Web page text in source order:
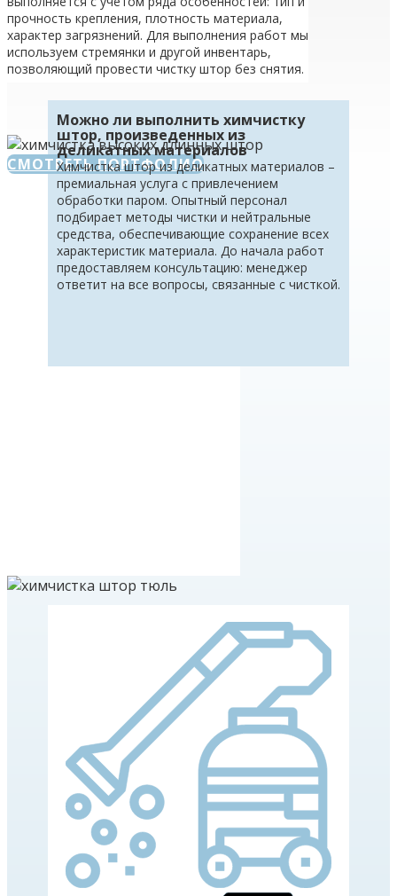
прочность крепления, плотность материала,
характер загрязнений. Для выполнения работ мы
используем стремянки и другой инвентарь,
позволяющий провести чистку штор без снятия.
СМОТРЕТЬ ПОРТФОЛИО
Можно ли выполнить химчистку
штор, произведенных из
деликатных материалов
Химчистка штор из деликатных материалов –
премиальная услуга с привлечением
обработки паром. Опытный персонал
подбирает методы чистки и нейтральные
средства, обеспечивающие сохранение всех
характеристик материала. До начала работ
предоставляем консультацию: менеджер
ответит на все вопросы, связанные с чисткой.